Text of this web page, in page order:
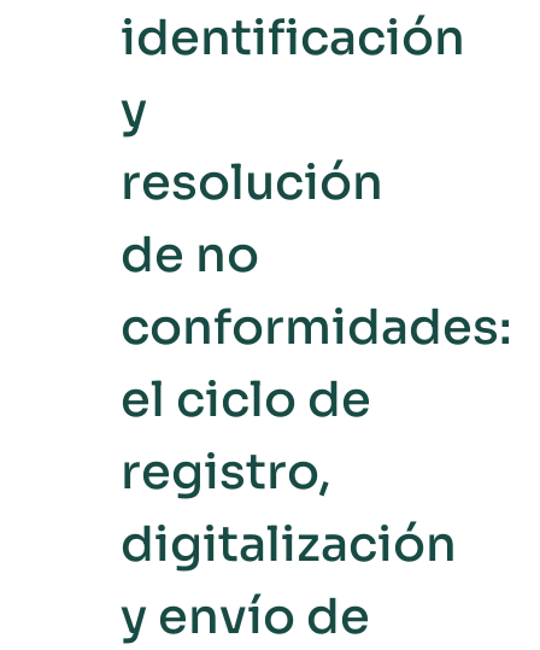
identificación
y
resolución
de no
conformidades:
el ciclo de
registro,
digitalización
y envío de